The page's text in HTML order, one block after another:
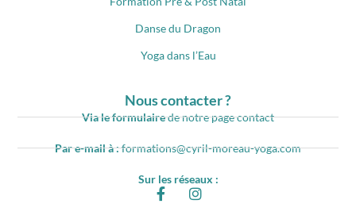
Danse du Dragon
Yoga dans l’Eau
Nous contacter ?
Via le formulairede notre page contact
Par e-mail à :formations@cyril-moreau-yoga.com
Sur les réseaux :